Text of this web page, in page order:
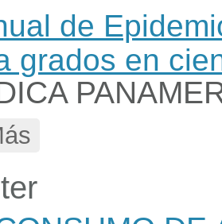
de
grados en